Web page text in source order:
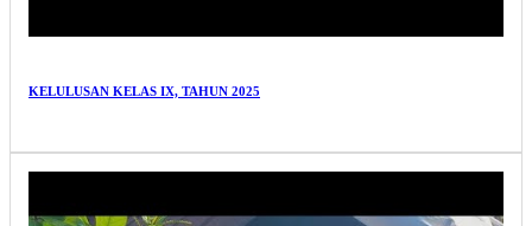
KELULUSAN KELAS IX, TAHUN 2025